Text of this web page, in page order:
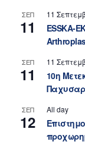
ΣΕΠ
11
11
ESSKA-
ΣΕΠ
11
11
10η
ΣΕΠ
12
All day